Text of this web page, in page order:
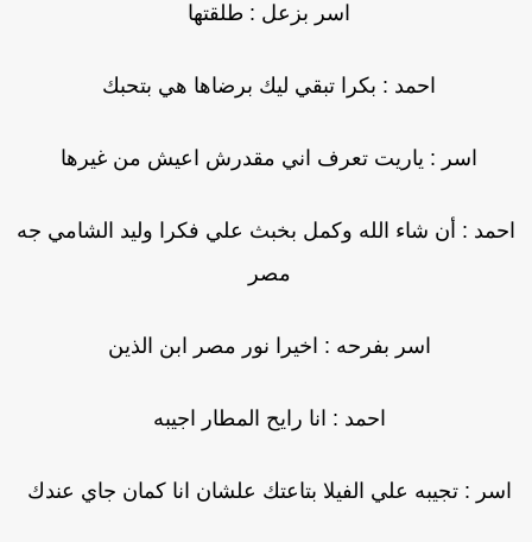
اسر بزعل : طلقتها
احمد : بكرا تبقي ليك برضاها هي بتحبك
اسر : ياريت تعرف اني مقدرش اعيش من غيرها
: أن شاء الله وكمل بخبث علي فكرا وليد الشامي جه
مصر
اسر بفرحه : اخيرا نور مصر ابن الذين
احمد : انا رايح المطار اجيبه
اسر : تجيبه علي الفيلا بتاعتك علشان انا كمان جاي عندك